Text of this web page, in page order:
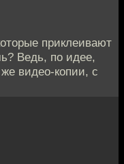
приклеивают
Ведь, по идее,
видео-копии, с